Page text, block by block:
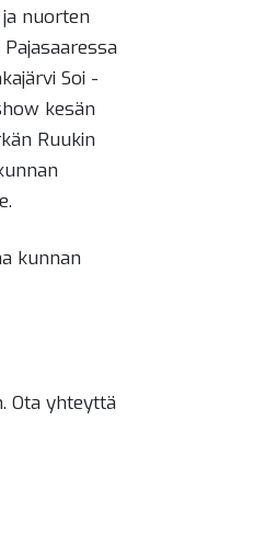
nuorten
Soi -
kesän
Ruukin
kunnan
Ota yhteyttä